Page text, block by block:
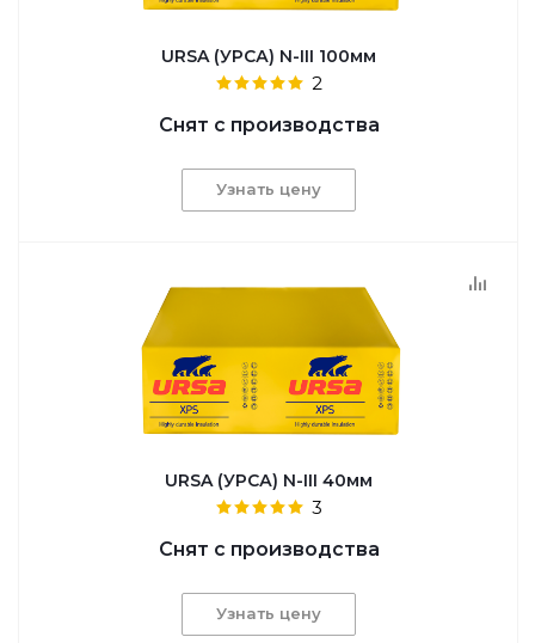
URSA (УРСА) N-III 100мм
2
Снят с производства
Узнать цену
URSA (УРСА) N-III 40мм
3
Снят с производства
Узнать цену